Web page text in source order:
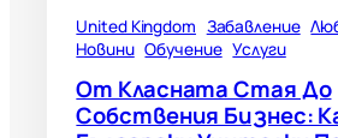
United Kingdom Забавление
Новини Обучение Услуги
От Класната Стая До
Собствения Бизнес: